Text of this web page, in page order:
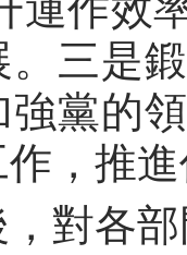
三是
強黨的
，推
對各部